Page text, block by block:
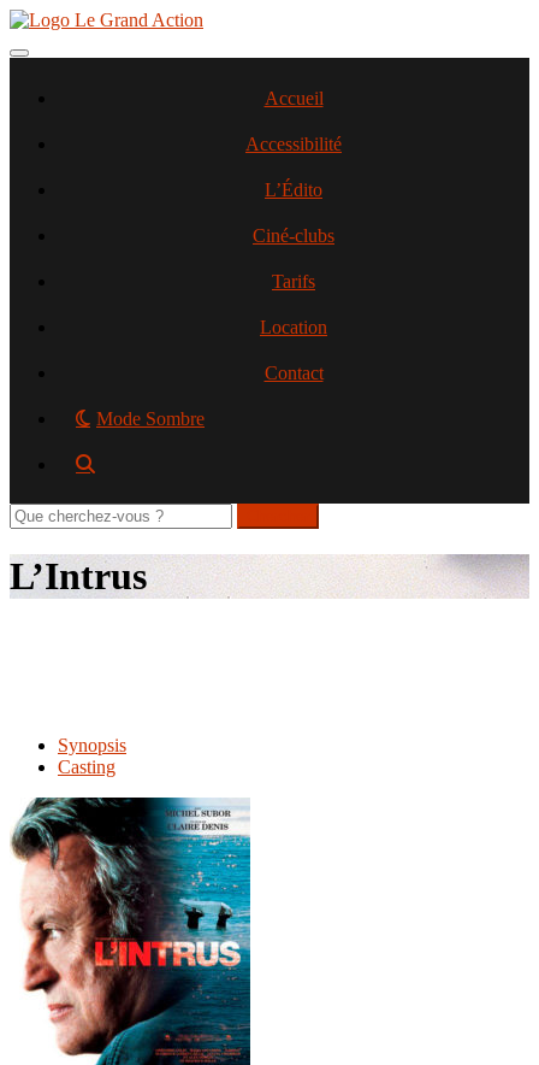
Aller
contenu
Toggle navigation
Accueil
Accessibilité
L’Édito
Ciné-clubs
Tarifs
Location
Contact
Mode Sombre
Rechercher
sur
le
site
L’Intrus
Synopsis
Casting